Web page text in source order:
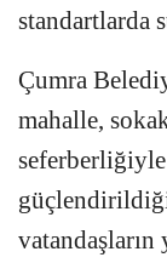
standartlarda
Çumra
mahalle,
seferberliğiyle